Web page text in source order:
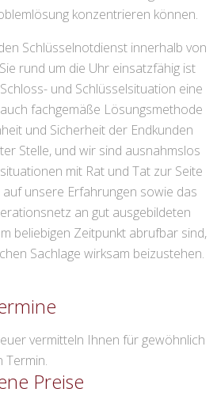
konzentrieren können.
Schlüsselnotdienst innerhalb von
rund um die Uhr einsatzfähig ist
und Schlüsselsituation eine
fachgemäße Lösungsmethode
und Sicherheit der Endkunden
Stelle, und wir sind ausnahmslos
mit Rat und Tat zur Seite
unsere Erfahrungen sowie das
an gut ausgebildeten
beliebigen Zeitpunkt abrufbar sind,
Sachlage wirksam beizustehen.
vermitteln Ihnen für gewöhnlich
Termin.
Preise